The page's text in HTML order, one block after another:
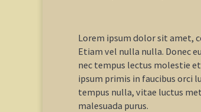
Lorem ipsum dolor sit amet,
Etiam vel nulla nulla. Donec
nec tempus lectus molestie
ipsum primis in faucibus orci
tempus nulla, vitae luctus
malesuada purus.